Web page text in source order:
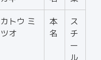
カトウ ミ
ツオ
本
名
ス
チ
ー
ル